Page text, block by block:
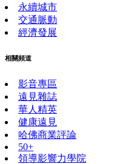
永續城市
交通脈動
經濟發展
相關頻道
影音專區
遠見雜誌
華人精英
健康遠見
哈佛商業評論
50+
領導影響力學院